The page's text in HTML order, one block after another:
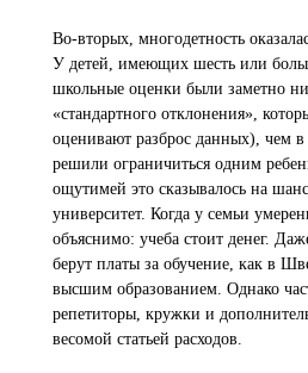
Во-вторых, многодетность
У детей, имеющих шесть или
школьные оценки были заметно
«стандартного отклонения»,
оценивают разброс данных), чем в
решили ограничиться одним
ощутимей это сказывалось на
университет. Когда у семьи
объяснимо: учеба стоит денег.
берут платы за обучение, как в
высшим образованием. Однако
репетиторы, кружки и
весомой статьей расходов.